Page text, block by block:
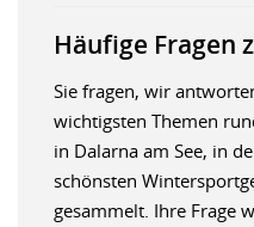
Häufige Fragen
Sie fragen, wir
wichtigsten Themen
in Dalarna am See, in
schönsten
gesammelt. Ihre Frage